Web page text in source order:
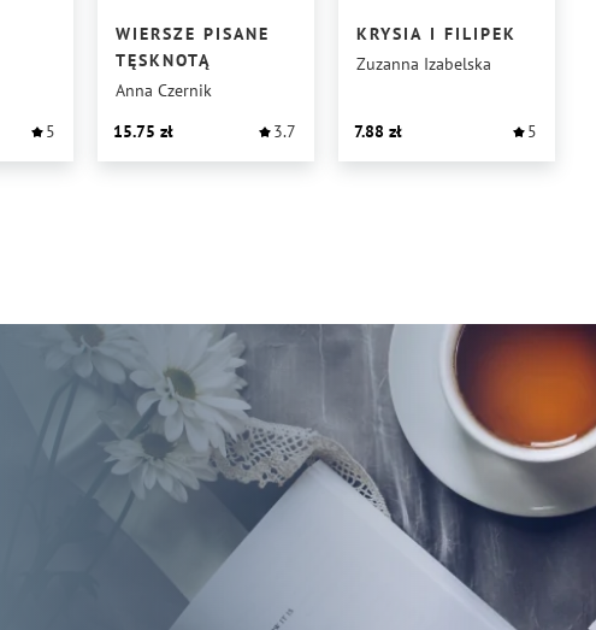
5
WIERSZE PISANE
TĘSKNOTĄ
Anna Czernik
15.75
3.7
KRYSIA I FILIPEK
Zuzanna Izabelska
7.88 5